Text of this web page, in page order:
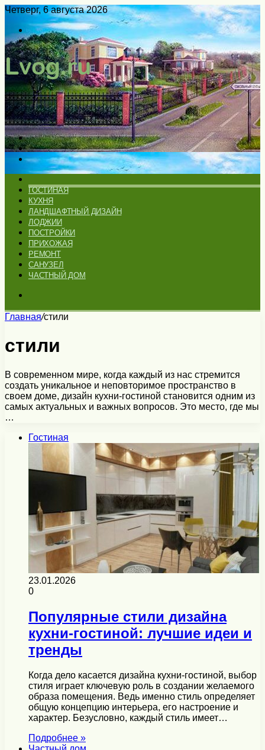
Четверг, 6 августа 2026
Войти
Switch
skin
Меню
Искать
Switch
skin
ГОСТИНАЯ
КУХНЯ
ЛАНДШАФТНЫЙ ДИЗАЙН
ЛОДЖИИ
ПОСТРОЙКИ
ПРИХОЖАЯ
РЕМОНТ
САНУЗЕЛ
ЧАСТНЫЙ ДОМ
Главная/стили
стили
В современном мире, когда каждый из нас стремится
создать уникальное и неповторимое пространство в
своем доме, дизайн кухни-гостиной становится одним из
самых актуальных и важных вопросов. Это место, где мы
…
Гостиная
23.01.2026
0
Популярные стили дизайна
кухни-гостиной: лучшие идеи и
тренды
Когда дело касается дизайна кухни-гостиной, выбор
стиля играет ключевую роль в создании желаемого
образа помещения. Ведь именно стиль определяет
общую концепцию интерьера, его настроение и
характер. Безусловно, каждый стиль имеет…
Подробнее »